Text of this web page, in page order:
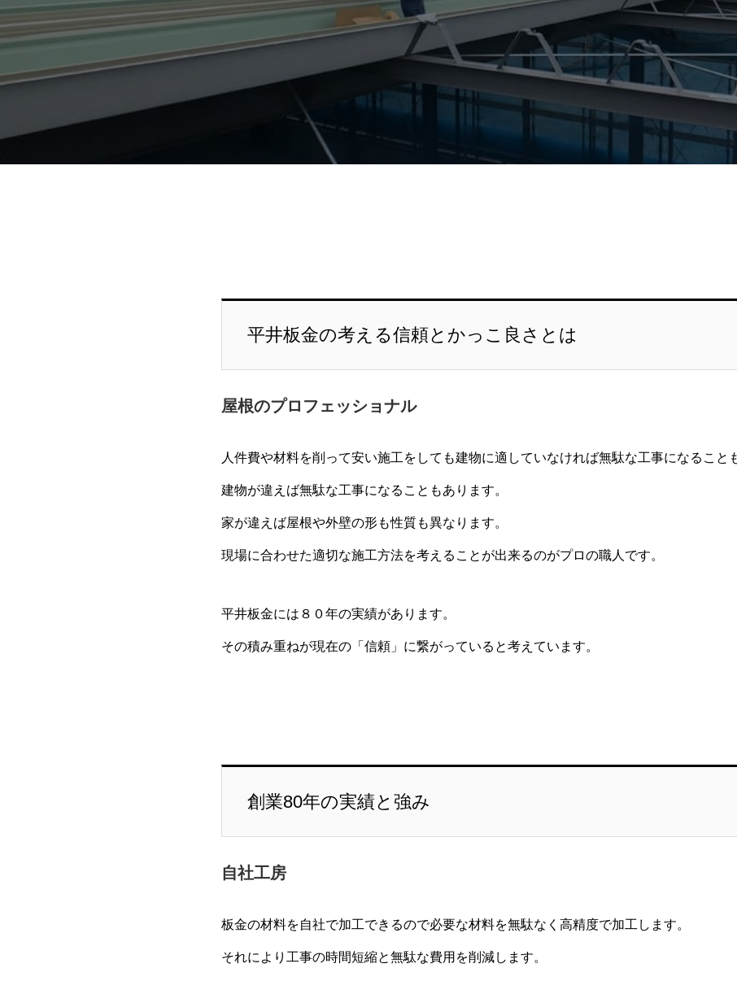
平井板金の考える信頼とかっこ良さとは
屋根のプロフェッショナル
人件費や材料を削って安い施工をしても建物に適していなければ無駄な工事になること
建物が違えば無駄な工事になることもあります。
家が違えば屋根や外壁の形も性質も異なります。
現場に合わせた適切な施工方法を考えることが出来るのがプロの職人です。
平井板金には８０年の実績があります。
その積み重ねが現在の「信頼」に繋がっていると考えています。
創業80年の実績と強み
自社工房
板金の材料を自社で加工できるので必要な材料を無駄なく高精度で加工します。
それにより工事の時間短縮と無駄な費用を削減します。